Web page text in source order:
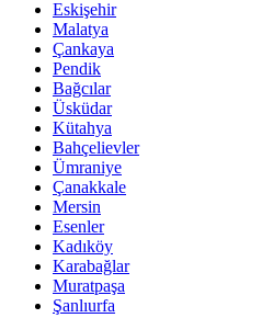
Eskişehir
Malatya
Çankaya
Pendik
Bağcılar
Üsküdar
Kütahya
Bahçelievler
Ümraniye
Çanakkale
Mersin
Esenler
Kadıköy
Karabağlar
Muratpaşa
Şanlıurfa